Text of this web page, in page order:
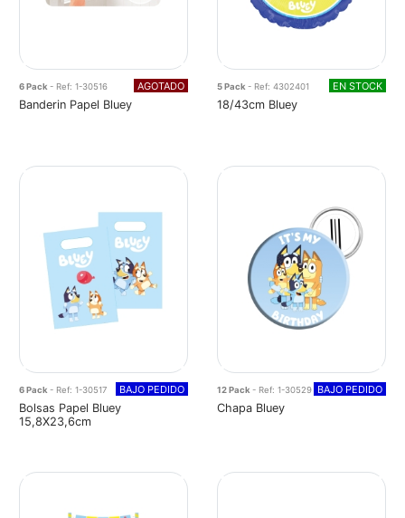
6 Pack - Ref: 1-30516 AGOTADO
Banderin Papel Bluey
5 Pack - Ref: 4302401 EN STOCK
18/43cm Bluey
6 Pack- Ref: 1-30517 BAJO PEDIDO
Bolsas Papel Bluey
15,8X23,6cm
12 Pack- Ref: 1-30529 BAJO PEDIDO
Chapa Bluey